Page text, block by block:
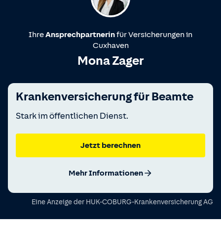
IhreAnsprechpartnerinfür Versicherungen in
Cuxhaven
Mona Zager
Kranken­versicherung für Beamte
Stark im öffentlichen Dienst.
Jetzt berechnen
Mehr Informationen
Eine Anzeige der HUK-COBURG-Krankenversicherung AG